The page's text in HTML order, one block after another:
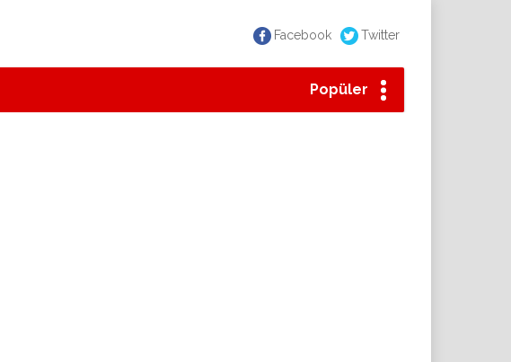
Facebook Twitter
Popüler